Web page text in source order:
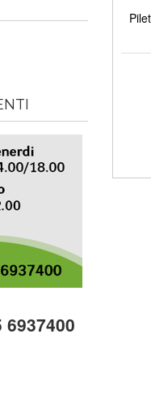
6937400